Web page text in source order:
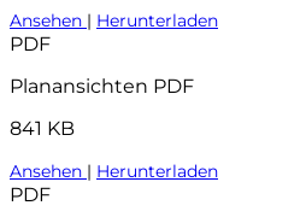
Ansehen | Herunterladen
PDF
Planansichten PDF
841 KB
Ansehen | Herunterladen
PDF